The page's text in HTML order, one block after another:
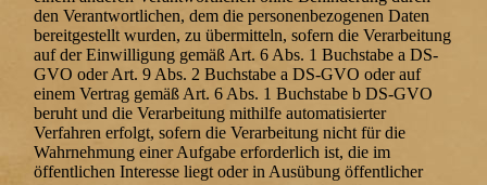
den Verantwortlichen, dem die personenbezogenen Daten
bereitgestellt wurden, zu übermitteln, sofern die Verarbeitung
auf der Einwilligung gemäß Art. 6 Abs. 1 Buchstabe a DS-
GVO oder Art. 9 Abs. 2 Buchstabe a DS-GVO oder auf
einem Vertrag gemäß Art. 6 Abs. 1 Buchstabe b DS-GVO
beruht und die Verarbeitung mithilfe automatisierter
Verfahren erfolgt, sofern die Verarbeitung nicht für die
Wahrnehmung einer Aufgabe erforderlich ist, die im
öffentlichen Interesse liegt oder in Ausübung öffentlicher